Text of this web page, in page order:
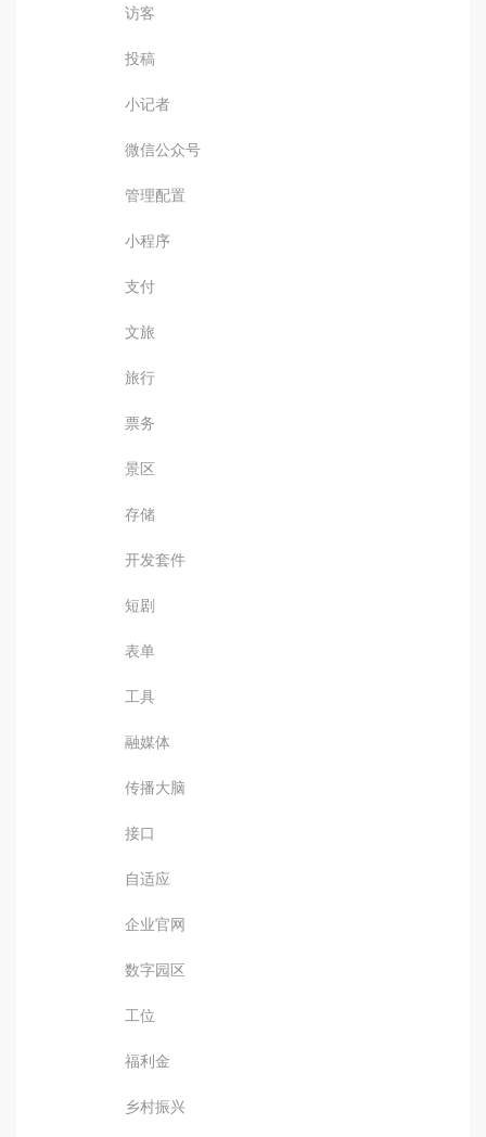
访客
投稿
小记者
微信公众号
管理配置
小程序
支付
文旅
旅行
票务
景区
存储
开发套件
短剧
表单
工具
融媒体
传播大脑
接口
自适应
企业官网
数字园区
工位
福利金
乡村振兴